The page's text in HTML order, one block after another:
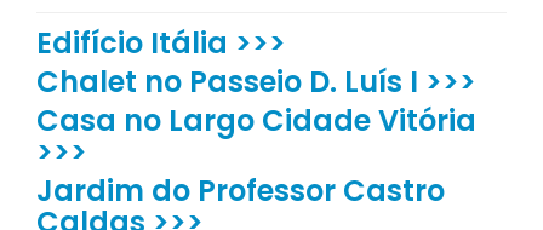
Edifício Itália >>>
Chalet no Passeio D. Luís I >>>
Casa no Largo Cidade Vitória
>>>
Jardim do Professor Castro